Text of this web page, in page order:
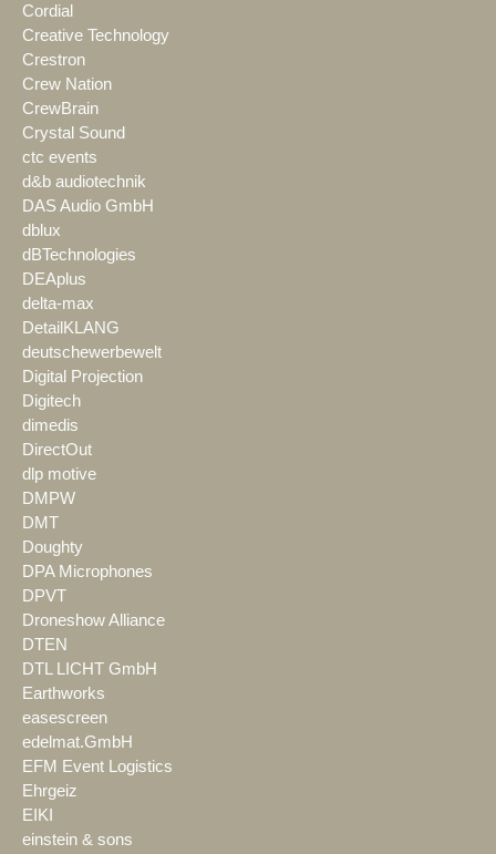
Cordial
Creative Technology
Crestron
Crew Nation
CrewBrain
Crystal Sound
ctc events
d&b audiotechnik
DAS Audio GmbH
dblux
dBTechnologies
DEAplus
delta-max
DetailKLANG
deutschewerbewelt
Digital Projection
Digitech
dimedis
DirectOut
dlp motive
DMPW
DMT
Doughty
DPA Microphones
DPVT
Droneshow Alliance
DTEN
DTL LICHT GmbH
Earthworks
easescreen
edelmat.GmbH
EFM Event Logistics
Ehrgeiz
EIKI
einstein & sons